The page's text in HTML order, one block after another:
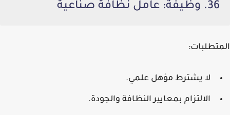
36. وظيفة: عامل نظافة صناعية
المتطلبات:
لا يشترط مؤهل علمي.
الالتزام بمعايير النظافة والجودة.